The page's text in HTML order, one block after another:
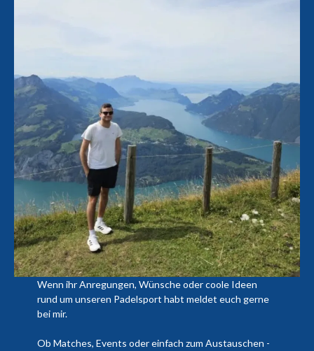
Wenn ihr Anregungen, Wünsche oder coole Ideen
rund um unseren Padelsport habt meldet euch gerne
bei mir.
Ob Matches, Events oder einfach zum Austauschen -